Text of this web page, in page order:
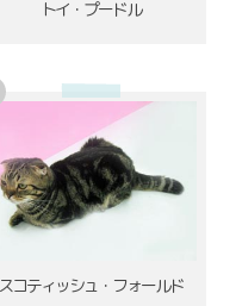
トイ・プードル
スコティッシュ・フォールド